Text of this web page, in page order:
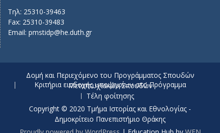
Τηλ: 25310-39463
Fax: 25310-39483
Email: pmstidp@he.duth.gr
Δομή και Περιεχόμενο του Προγράμματος Σπουδών
Κριτήρια εισδοχής υποψηφίων στο Πρόγραμμα Μεταπτυχιακών Σπουδών
Τέλη φοίτησης
Copyright © 2020 Τμήμα Ιστορίας και Εθνολογίας -
Δημοκρίτειο Πανεπιστήμιο Θράκης